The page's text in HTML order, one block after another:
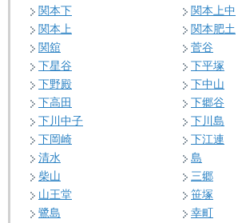
関本下
関本上中
関本上
関本肥土
関舘
菅谷
下星谷
下平塚
下野殿
下中山
下高田
下郷谷
下川中子
下川島
下岡崎
下江連
清水
島
柴山
三郷
山王堂
笹塚
鷺島
幸町